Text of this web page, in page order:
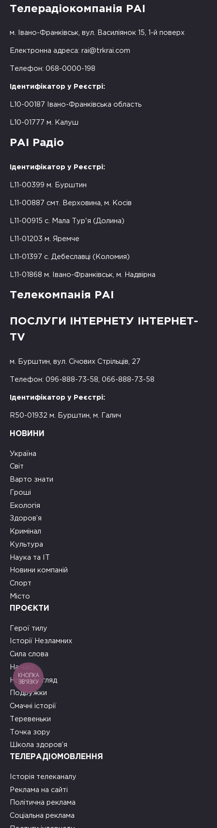
Телерадіокомпанія РАІ
м. Івано-Франківськ, вул. Василіянок 15, 1-й поверх
Електронна адреса: rai@trkrai.com
Телефон: 068-0000-198
Ідентифікатор у Реєстрі:
L10-00187 Івано-Франківська область
L10-01777 м. Калуш
РАІ Радіо
Ідентифікатор у Реєстрі:
L11-00399 м. Бурштин
L11-00887 смт. Верховина, м. Косів
L11-00915 с. Мала Тур'я (Долина)
L11-01203 м. Яремче
L11-01397 с. Дебеславці (Коломия)
L11-01868 м. Івано-Франківськ, м. Надвірна
Телекомпанія РАІ
ПОСЛУГИ ІНТЕРНЕТУ ІНТЕРНЕТ-
TV
м. Бурштин, вул. Січових Стрільців, 27
Телефон: 096-888-73-58, 066-888-73-58
Ідентифікатор у Реєстрі:
R50-01932 м. Бурштин, м. Галич
НОВИНИ
Україна
Світ
Варто знати
Гроші
Екологія
Здоров’я
Кримінал
Культура
Наука та ІТ
Новини компаній
Спорт
Місто
ПРОЄКТИ
Герої тилу
Історії Незламних
Сила слова
На часі
Новий погляд
Подружки
Смачні історії
Теревеньки
Точка зору
Школа здоров’я
ТЕЛЕРАДІОМОВЛЕННЯ
Історія телеканалу
Реклама на сайті
Політична реклама
Соціальна реклама
КНОПКА
ЗВ'ЯЗКУ